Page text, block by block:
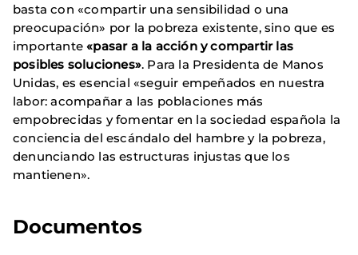
basta con «compartir una sensibilidad o una
preocupación» por la pobreza existente, sino que es
importante«pasar a la acción y compartir las
posibles soluciones». Para la Presidenta de Manos
Unidas, es esencial «seguir empeñados en nuestra
labor: acompañar a las poblaciones más
empobrecidas y fomentar en la sociedad española la
conciencia del escándalo del hambre y la pobreza,
denunciando las estructuras injustas que los
mantienen».
Documentos